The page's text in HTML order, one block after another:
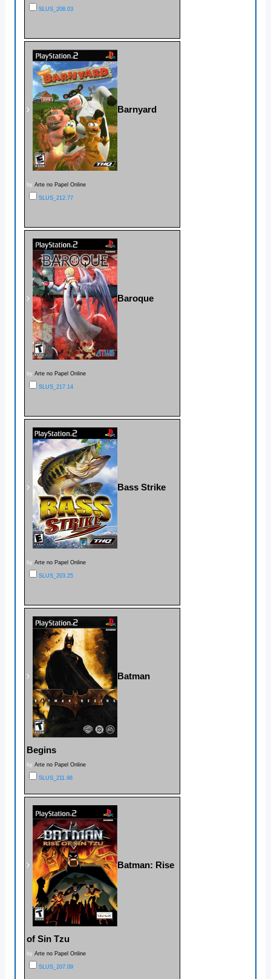
SLUS_208.03
Barnyard
by Arte no Papel Online
SLUS_212.77
Baroque
by Arte no Papel Online
SLUS_217.14
Bass Strike
by Arte no Papel Online
SLUS_203.25
Batman
Begins
by Arte no Papel Online
SLUS_211.98
Batman: Rise
of Sin Tzu
by Arte no Papel Online
SLUS_207.09